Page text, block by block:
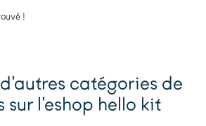
!
catégories de
sur l'eshop hello kit